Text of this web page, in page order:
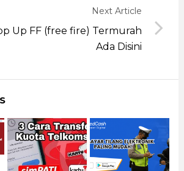
Next Article
Up FF (free fire) Termurah
Ada Disini